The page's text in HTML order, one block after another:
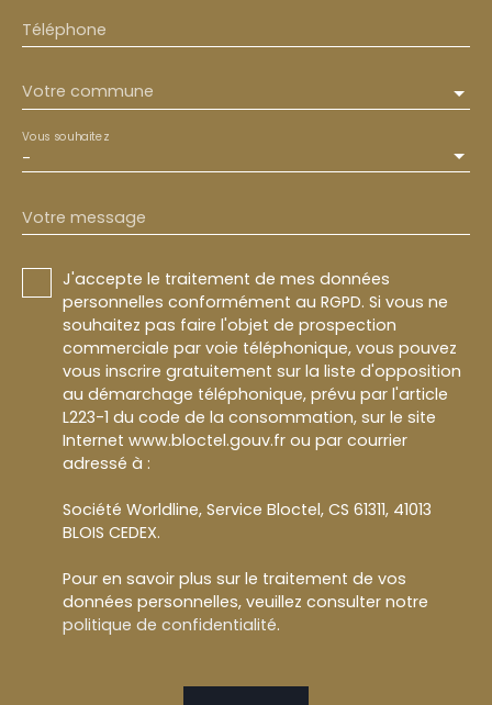
Téléphone
Votre commune
-
Vous souhaitez
Votre message
J'accepte le traitement de mes données
personnelles conformément au RGPD. Si vous ne
souhaitez pas faire l'objet de prospection
commerciale par voie téléphonique, vous pouvez
vous inscrire gratuitement sur la liste d'opposition
au démarchage téléphonique, prévu par l'article
L223-1 du code de la consommation, sur le site
Internet www.bloctel.gouv.fr ou par courrier
adressé à :
Société Worldline, Service Bloctel, CS 61311, 41013
BLOIS CEDEX.
Pour en savoir plus sur le traitement de vos
données personnelles, veuillez consulter notre
politique de confidentialité.